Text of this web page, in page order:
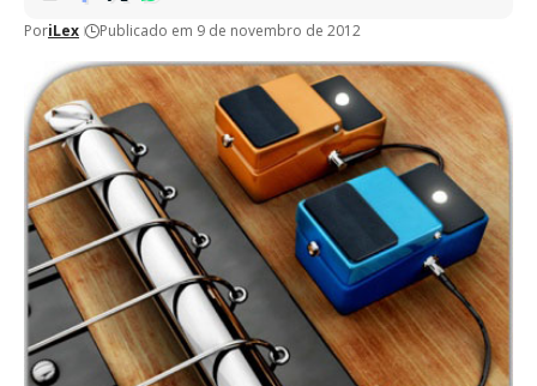
PoriLex Publicado em 9 de novembro de 2012